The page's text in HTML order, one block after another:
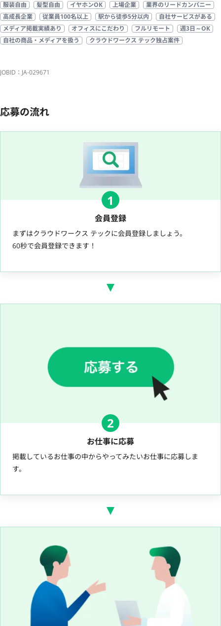
服装自由
髪型自由 イヤホンOK 上場企業
業界のリードカンパニー
高成長企業
従業員100名以上 駅から徒歩5分以内
自社サービスがある
メディア掲載実績あり
オフィスにこだわり フルリモート
週3日～OK
自社の商品・メディアを扱う
クラウドワークス テック独占案件
JOBID：JA-029671
応募の流れ
1
会員登録
まずはクラウドワークス テックに会員登録しましょう。
60秒で会員登録できます！
2
お仕事に応募
掲載しているお仕事の中からやってみたいお仕事に応募しま
す。